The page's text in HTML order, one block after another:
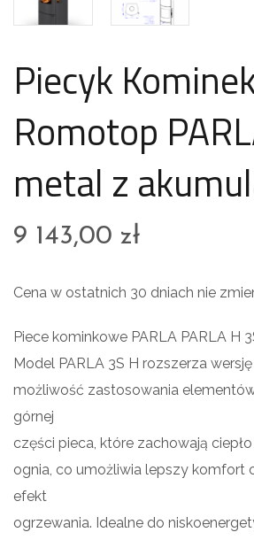
Piecyk
Romotop
metal z
9 143,00 zł
Cena w ostatnich 30 dniach nie
Piece kominkowe PARLA PARLA H
Model PARLA 3S H rozszerza
możliwość zastosowania
górnej
części pieca, które zachowają
ognia, co umożliwia lepszy komfort
efekt
ogrzewania. Idealne do